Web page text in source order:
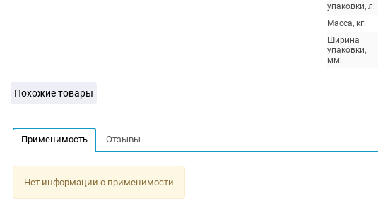
упаковки, л:
Масса, кг:
Ширина
упаковки,
мм:
Похожие товары
Применимость Отзывы
Нет информации о применимости